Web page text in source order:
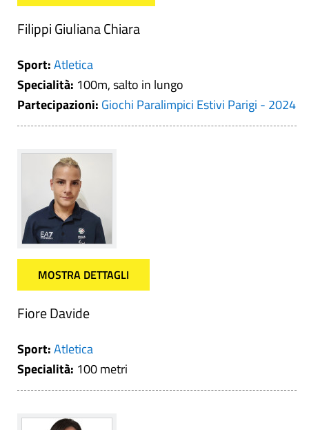
Filippi Giuliana Chiara
Sport:Atletica
Specialità: 100m, salto in lungo
Partecipazioni: Giochi Paralimpici Estivi Parigi - 2024
MOSTRA DETTAGLI
Fiore Davide
Sport:Atletica
Specialità: 100 metri